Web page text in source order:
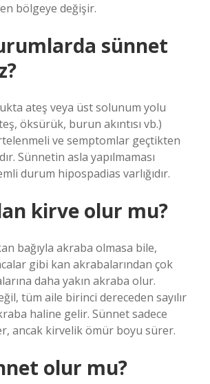
bölgeye değişir.
sünnet
ateş veya üst solunum yolu
öksürük, burun akıntısı vb.)
ve semptomlar geçtikten
Sünnetin asla yapılmaması
durum hipospadias varlığıdır.
kirve olur mu?
bağıyla akraba olmasa bile,
gibi kan akrabalarından çok
daha yakın akraba olur.
tüm aile birinci dereceden sayılır
haline gelir. Sünnet sadece
ancak kirvelik ömür boyu sürer.
olur mu?